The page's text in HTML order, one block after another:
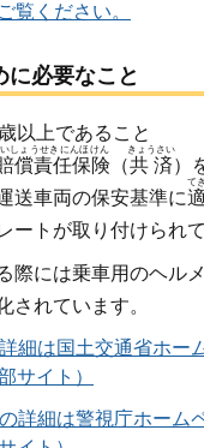
覧ください。
に必要なこと
以上であること
償責任保険
しょうせきにんほけん
（共済
きょうさい
）
送車両の保安基準に
て
ートが取り付けられ
際には乗車用のヘル
されています。
細は国土交通省ホー
サイト）
詳細は警視庁ホーム